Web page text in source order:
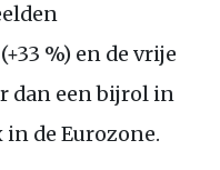
%) en de vrije
dan een bijrol in
de Eurozone.